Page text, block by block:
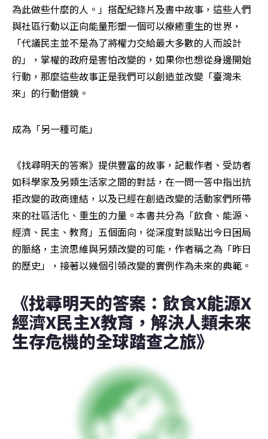
為此做些什麼的人。」搭配紀錄片及書中故事，這些人們
與社區行動以正向能量形塑一個可以療癒重生的世界，
「代議民主並不是為了將權力交給最大多數的人而設計
的」，掌權的政府是害怕改變的，如果你也想從身邊開始
行動，那麼這些故事正是我們可以創造並改變「臺灣未
來」的行動借鏡。
成為「另一種可能」
《找尋明天的答案》提供豐富的故事，記載作者、受訪者
如科學家及另類生活家之間的對話，在一問一答中指出抗
拒改變的政商連結，以及已經在創造改變的活動家們所帶
來的社區活化、重生的力量。本書共分為「飲食、能源、
經濟、民主、教育」五個面向，從深度對談點出今日困局
的脈絡，主流思維與另類改變的可能，作者稱之為「昨日
的歷史」，接著以幾個引領改變的實例作為未來的典範。
《找尋明天的答案：飲食X能源X
經濟X民主X教育，解決人類未來
生存危機的全球踏查之旅》